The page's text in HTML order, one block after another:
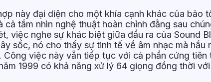
này đại diện cho một khía cạnh khác của bảo
cả tầm nhìn nghệ thuật hoàn chỉnh đằng sau
việc nghe sự khác biệt giữa đầu ra của Sound
sốc, nó cho thấy sự tinh tế về âm nhạc mà hầu
Công việc này vẫn tiếp tục với cả phần cứng tiên
1999 có khả năng xử lý 64 giọng đồng thời